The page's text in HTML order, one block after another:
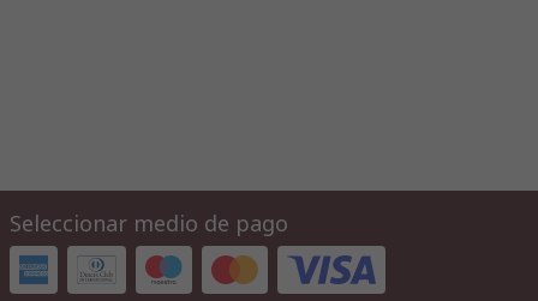
Seleccionar medio de pago